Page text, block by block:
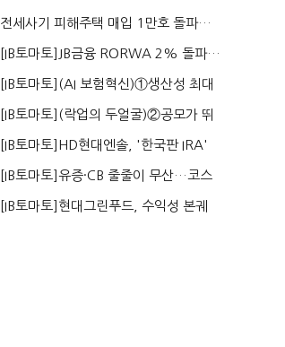
전세사기 피해주택 매입 1만호 돌파…
누적 피해자 4만2...
[IB토마토]JB금융 RORWA 2% 돌파…
실적 견인은 은행 ...
[IB토마토](AI 보험혁신)①생산성 최대
80% 개선…현실...
[IB토마토](락업의 두얼굴)②공모가 뛰
자 첫날 매도…FI ...
[IB토마토]HD현대엔솔, '한국판 IRA'
수혜 부상…세액공...
[IB토마토]유증·CB 줄줄이 무산…코스
닥 벌점 급증에 ...
[IB토마토]현대그린푸드, 수익성 본궤